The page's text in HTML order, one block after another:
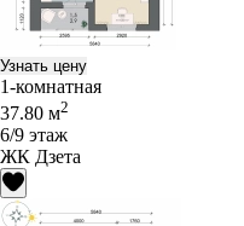
Узнать цену
1-комнатная
37.80 м2
6/9 этаж
ЖК Дзета